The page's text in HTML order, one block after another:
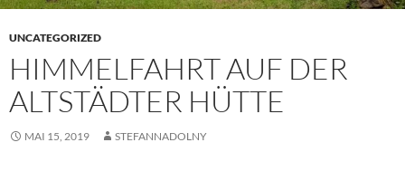
UNCATEGORIZED
HIMMELFAHRT AUF DER
ALTSTÄDTER HÜTTE
MAI 15, 2019 STEFANNADOLNY